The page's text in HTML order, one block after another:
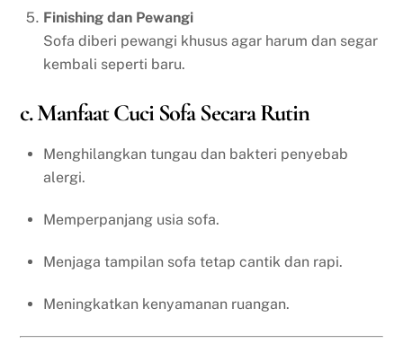
Finishing dan Pewangi
Sofa diberi pewangi khusus agar harum dan segar
kembali seperti baru.
c. Manfaat Cuci Sofa Secara Rutin
Menghilangkan tungau dan bakteri penyebab
alergi.
Memperpanjang usia sofa.
Menjaga tampilan sofa tetap cantik dan rapi.
Meningkatkan kenyamanan ruangan.